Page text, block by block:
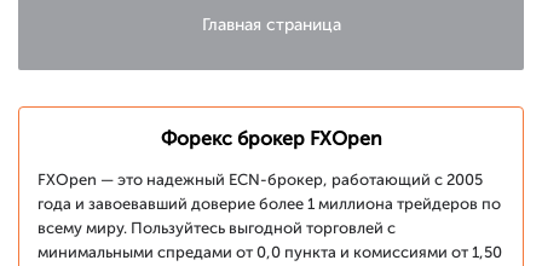
Главная страница
Форекс брокер FXOpen
FXOpen — это надежный ECN-брокер, работающий с 2005
года и завоевавший доверие более 1 миллиона трейдеров по
всему миру. Пользуйтесь выгодной торговлей с
минимальными спредами от 0,0 пункта и комиссиями от 1,50